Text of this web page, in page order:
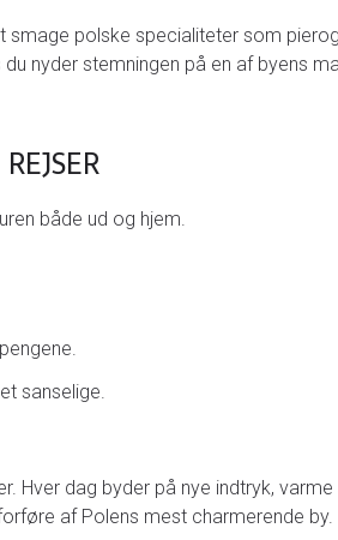
smage polske specialiteter som
nyder stemningen på en af byens
både ud og hjem.
sanselige.
Hver dag byder på nye indtryk,
af Polens mest charmerende by.